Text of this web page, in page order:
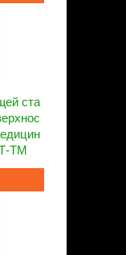
ста
ТМ